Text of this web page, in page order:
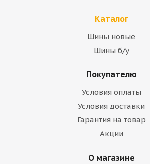
Каталог
Шины новые
Шины б/у
Покупателю
Условия оплаты
Условия доставки
Гарантия на товар
Акции
О магазине